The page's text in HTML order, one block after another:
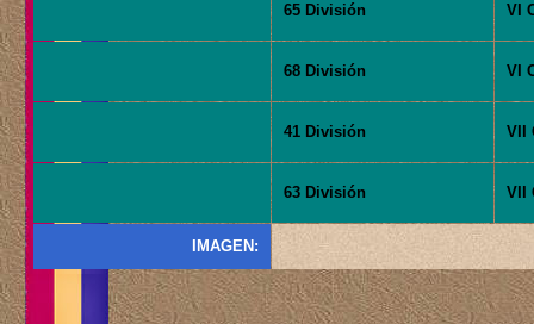
65 División VI
68 División VI
41 División VII
63 División VII
IMAGEN: